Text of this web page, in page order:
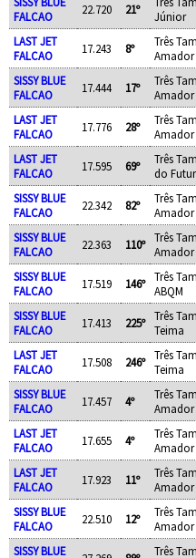
FALCAO
22.720 21º
Júnior
LAST JET
FALCAO
17.243 8º
Três
Amador
SISSY BLUE
FALCAO
17.444 17º
Três
Amador
LAST JET
FALCAO
17.776 28º
Três
LAST JET
FALCAO
17.595 69º
Três
do
SISSY BLUE
FALCAO
22.342 82º
Três
SISSY BLUE
FALCAO
22.363 110º
Três
Amador
SISSY BLUE
FALCAO
17.519 146º
Três
ABQM
SISSY BLUE
FALCAO
17.413 225º
Três
Teima
LAST JET
FALCAO
17.508 246º
Três
Teima
SISSY BLUE
FALCAO
17.457 4º
Três
LAST JET
FALCAO
17.655 4º
Três
Amador
LAST JET
FALCAO
17.923 11º
Três
Amador
SISSY BLUE
FALCAO
22.510 12º
Três
Amador
SISSY BLUE
Três